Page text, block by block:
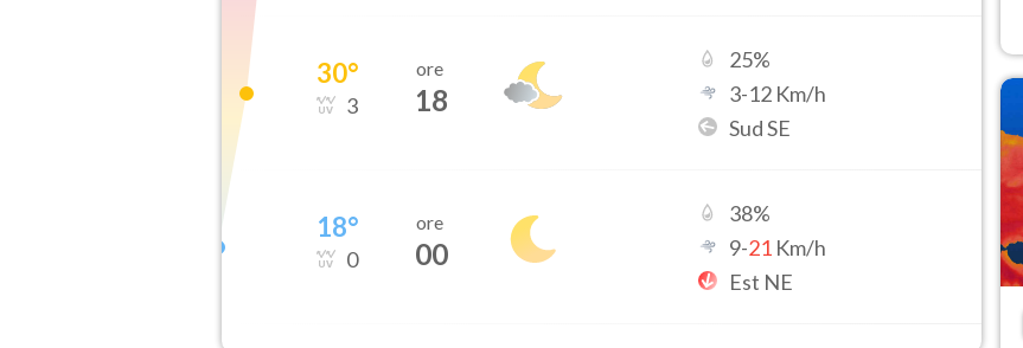
30°
3
ore
18
25%
3-12 Km/h
Sud SE
18°
0
ore
00
38%
9-21 Km/h
Est NE